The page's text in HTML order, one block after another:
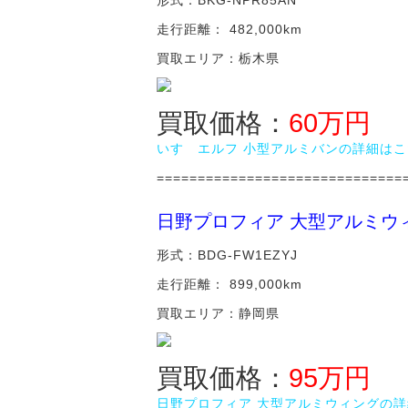
走行距離： 482,000km
買取エリア：栃木県
買取価格： 60万円
いすゞエルフ 小型アルミバンの詳細は
日野プロフィア 大型アルミウ
形式：BDG-FW1EZYJ
走行距離： 899,000km
買取エリア：静岡県
買取価格： 95万円
日野プロフィア 大型アルミウィングの